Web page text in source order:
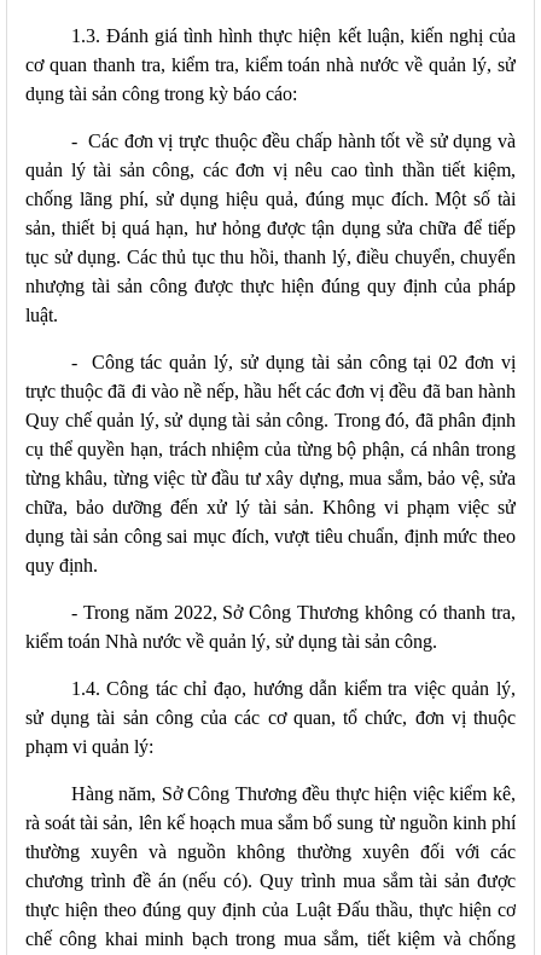
1.3. Đánh giá tình hình thực hiện kết luận, kiến nghị của
cơ quan thanh tra, kiểm tra, kiểm toán nhà nước về quản lý, sử
dụng tài sản công trong kỳ báo cáo:
- Các đơn vị trực thuộc đều chấp hành tốt về sử dụng và
quản lý tài sản công, các đơn vị nêu cao tình thần tiết kiệm,
chống lãng phí, sử dụng hiệu quả, đúng mục đích. Một số tài
sản, thiết bị quá hạn, hư hỏng được tận dụng sửa chữa để tiếp
tục sử dụng. Các thủ tục thu hồi, thanh lý, điều chuyển, chuyển
nhượng tài sản công được thực hiện đúng quy định của pháp
luật.
-
Công tác quản lý, sử dụng tài sản công tại 02 đơn vị
trực thuộc đã đi vào nề nếp, hầu hết các đơn vị đều đã ban hành
Quy chế quản lý, sử dụng tài sản công. Trong đó, đã phân định
cụ thể quyền hạn, trách nhiệm của từng bộ phận, cá nhân trong
từng khâu, từng việc từ đầu tư xây dựng, mua sắm, bảo vệ, sửa
chữa, bảo dưỡng đến xử lý tài sản. Không vi phạm việc sử
dụng tài sản công sai mục đích, vượt tiêu chuẩn, định mức theo
quy định.
- Trong năm 2022, Sở Công Thương không có thanh tra,
kiểm toán Nhà nước về quản lý, sử dụng tài sản công.
1.4. Công tác chỉ đạo, hướng dẫn kiểm tra việc quản lý,
sử dụng tài sản công của các cơ quan, tổ chức, đơn vị thuộc
phạm vi quản lý:
Hàng năm, Sở Công Thương đều thực hiện việc kiểm kê,
rà soát tài sản, lên kế hoạch mua sắm bổ sung từ nguồn kinh phí
thường xuyên và nguồn không thường xuyên đối với các
chương trình đề án (nếu có). Quy trình mua sắm tài sản được
thực hiện theo đúng quy định của Luật Đấu thầu, thực hiện cơ
chế công khai minh bạch trong mua sắm, tiết kiệm và chống